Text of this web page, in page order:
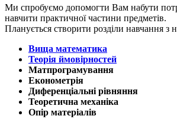
Ми спробуємо допомогти Вам набути
навчити практичної частини предметів.
Планується створити розділи навчання з
Вища математика
Теорія ймовірностей
Матпрограмування
Економетрія
Диференціальні рівняння
Теоретична механіка
Опір матеріалів